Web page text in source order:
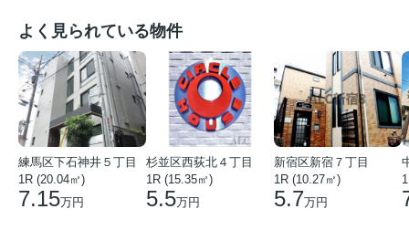
よく見られている物件
練馬区下石神井５丁目
1R (20.04㎡)
7.15万円
杉並区西荻北４丁目
1R (15.35㎡)
5.5万円
新宿区新宿７丁目
1R (10.27㎡)
5.7万円